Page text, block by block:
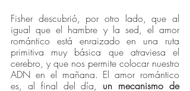
Fisher descubrió, por otro lado, que al
igual que el hambre y la sed, el amor
romántico está enraizado en una ruta
primitiva muy básica que atraviesa el
cerebro, y que nos permite colocar nuestro
ADN en el mañana. El amor romántico
es, al final del día, un mecanismo de